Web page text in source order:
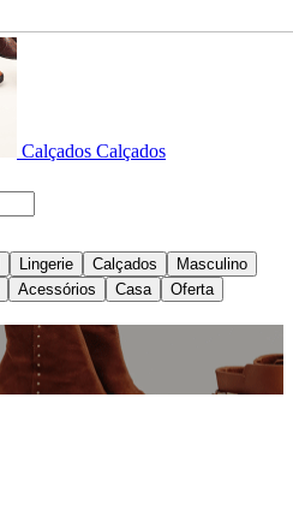
Calçados Calçados
Lingerie Calçados
Masculino
Acessórios Casa Oferta